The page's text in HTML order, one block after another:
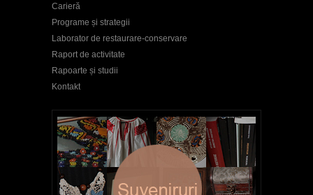
Carieră
Programe și strategii
Laborator de restaurare-conservare
Raport de activitate
Rapoarte și studii
Kontakt